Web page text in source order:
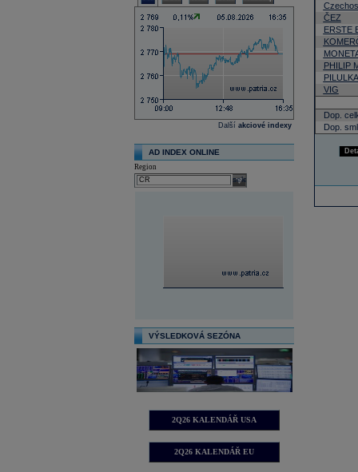
Další akciové indexy
AD INDEX ONLINE
Region
select
VÝSLEDKOVÁ SEZÓNA
2Q26 KALENDÁŘ USA
2Q26 KALENDÁŘ EU
ČEZ
ERSTE
PHILIP
VIG
Dop.
Dop.